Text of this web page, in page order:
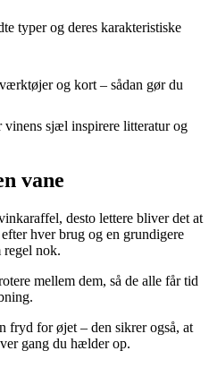
typer og deres karakteristiske
og kort – sådan gør du
sjæl inspirere litteratur og
vane
desto lettere bliver det at
hver brug og en grundigere
regel nok.
mellem dem, så de alle får tid
fryd for øjet – den sikrer også, at
gang du hælder op.